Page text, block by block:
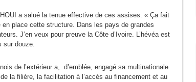
a salué la tenue effective de ces assises. « Ça fait
place cette structure. Dans les pays de grandes
J’en veux pour preuve la Côte d’Ivoire. L’hévéa est
sur douze.
de l’extérieur a, d’emblée, engagé sa multinationale
la filière, la facilitation à l’accès au financement et au